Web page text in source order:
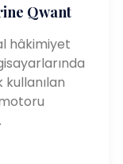
Qwant
hâkimiyet